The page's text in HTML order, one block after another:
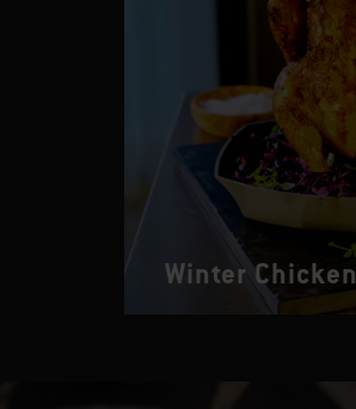
Winter Chicken